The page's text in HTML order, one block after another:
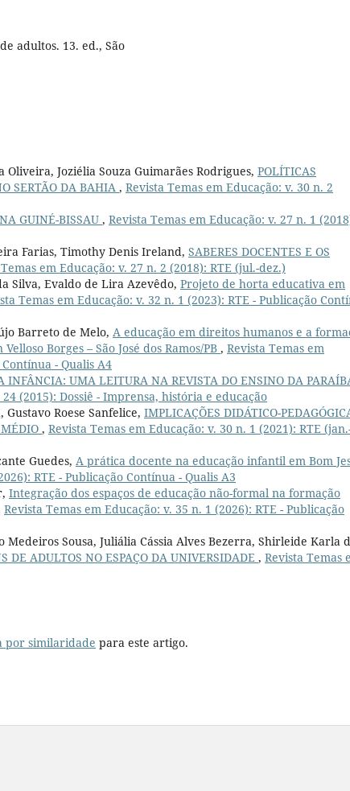
adultos. 13. ed., São
Joziélia Souza Guimarães Rodrigues, POLÍTICAS
SERTÃO DA BAHIA , Revista Temas em Educação: v. 30 n. 2
GUINÉ-BISSAU , Revista Temas em Educação: v. 27 n. 1
Farias, Timothy Denis Ireland, SABERES DOCENTES E OS
em Educação: v. 27 n. 2 (2018): RTE (jul.-dez.)
Silva, Evaldo de Lira Azevêdo, Projeto de horta educativa em
Temas em Educação: v. 32 n. 1 (2023): RTE - Publicação
Barreto de Melo, A educação em direitos humanos e a
Borges – São José dos Ramos/PB , Revista Temas em
- Qualis A4
INFÂNCIA: UMA LEITURA NA REVISTA DO ENSINO DA
(2015): Dossiê - Imprensa, história e educação
Roese Sanfelice, IMPLICAÇÕES DIDÁTICO-
, Revista Temas em Educação: v. 30 n. 1 (2021): RTE
Guedes, A prática docente na educação infantil em Bom
RTE - Publicação Contínua - Qualis A3
Integração dos espaços de educação não-formal na formação
Revista Temas em Educação: v. 35 n. 1 (2026): RTE - Publicação
Sousa, Juliália Cássia Alves Bezerra, Shirleide Karla
DE ADULTOS NO ESPAÇO DA UNIVERSIDADE , Revista Temas
por similaridade para este artigo.